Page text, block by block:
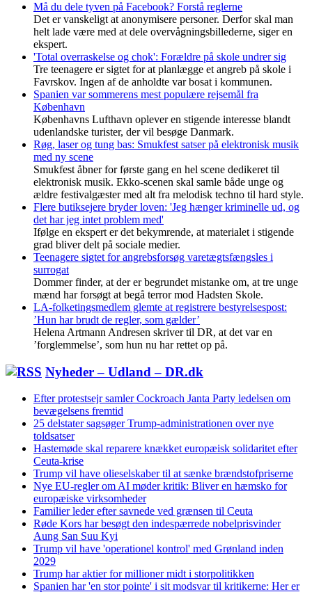
Må du dele tyven på Facebook? Forstå reglerne
Det er vanskeligt at anonymisere personer. Derfor skal man
helt lade være med at dele overvågningsbillederne, siger en
ekspert.
'Total overraskelse og chok': Forældre på skole undrer sig
Tre teenagere er sigtet for at planlægge et angreb på skole i
Favrskov. Ingen af de anholdte var bosat i kommunen.
Spanien var sommerens mest populære rejsemål fra
København
Københavns Lufthavn oplever en stigende interesse blandt
udenlandske turister, der vil besøge Danmark.
Røg, laser og tung bas: Smukfest satser på elektronisk musik
med ny scene
Smukfest åbner for første gang en hel scene dedikeret til
elektronisk musik. Ekko-scenen skal samle både unge og
ældre festivalgæster med alt fra melodisk techno til hard style.
Flere butiksejere bryder loven: 'Jeg hænger kriminelle ud, og
det har jeg intet problem med'
Ifølge en ekspert er det bekymrende, at materialet i stigende
grad bliver delt på sociale medier.
Teenagere sigtet for angrebsforsøg varetægtsfængsles i
surrogat
Dommer finder, at der er begrundet mistanke om, at tre unge
mænd har forsøgt at begå terror mod Hadsten Skole.
LA-folketingsmedlem glemte at registrere bestyrelsespost:
’Hun har brudt de regler, som gælder’
Helena Artmann Andresen skriver til DR, at det var en
’forglemmelse’, som hun nu har rettet op på.
Nyheder – Udland – DR.dk
Efter protestsejr samler Cockroach Janta Party ledelsen om
bevægelsens fremtid
25 delstater sagsøger Trump-administrationen over nye
toldsatser
Hastemøde skal reparere knækket europæisk solidaritet efter
Ceuta-krise
Trump vil have olieselskaber til at sænke brændstofpriserne
Nye EU-regler om AI møder kritik: Bliver en hæmsko for
europæiske virksomheder
Familier leder efter savnede ved grænsen til Ceuta
Røde Kors har besøgt den indespærrede nobelprisvinder
Aung San Suu Kyi
Trump vil have 'operationel kontrol' med Grønland inden
2029
Trump har aktier for millioner midt i storpolitikken
Spanien har 'en stor pointe' i sit modsvar til kritikerne: Her er